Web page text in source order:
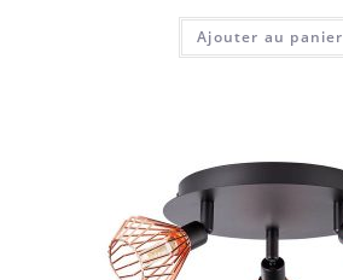
Ajouter au panier